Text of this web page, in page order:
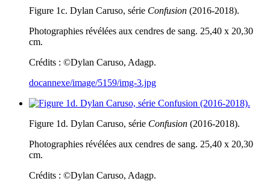
Figure 1c. Dylan Caruso, série Confusion (2016-2018).
Photographies révélées aux cendres de sang. 25,40 x 20,30
cm.
Crédits : ©Dylan Caruso, Adagp.
docannexe/image/5159/img-3.jpg
Figure 1d. Dylan Caruso, série Confusion (2016-2018).
Photographies révélées aux cendres de sang. 25,40 x 20,30
cm.
Crédits : ©Dylan Caruso, Adagp.